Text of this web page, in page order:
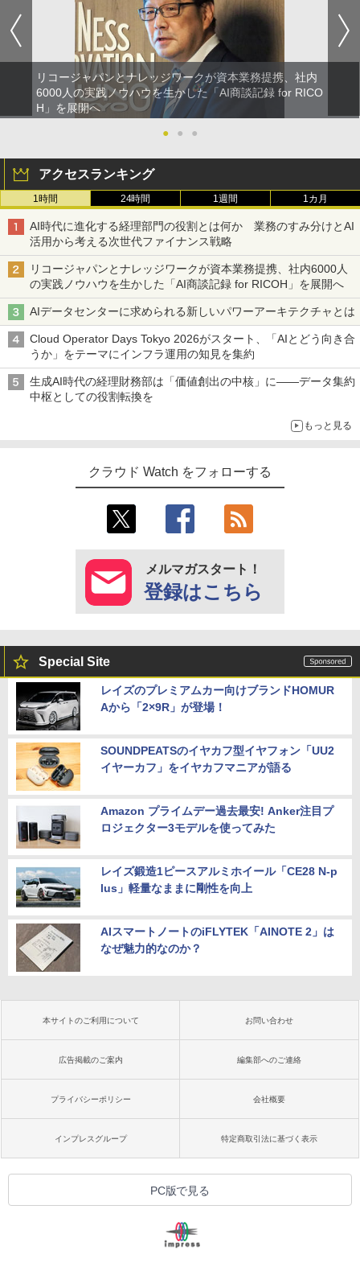
リコージャパンとナレッジワークが資本業務提携、社内
6000人の実践ノウハウを生かした「AI商談記録 for RICO
H」を展開へ
●
● ●
アクセスランキング
1時間 24時間 1週間 1カ月
AI時代に進化する経理部門の役割とは何か 業務のすみ分けとAI
活用から考える次世代ファイナンス戦略
リコージャパンとナレッジワークが資本業務提携、社内6000人
の実践ノウハウを生かした「AI商談記録 for RICOH」を展開へ
AIデータセンターに求められる新しいパワーアーキテクチャとは
Cloud Operator Days Tokyo 2026がスタート、「AIとどう向き合
うか」をテーマにインフラ運用の知見を集約
生成AI時代の経理財務部は「価値創出の中核」に――データ集約
中枢としての役割転換を
もっと見る
クラウド Watch をフォローする
メルマガスタート！
登録はこちら
Special Site
レイズのプレミアムカー向けブランドHOMUR
Aから「2×9R」が登場！
SOUNDPEATSのイヤカフ型イヤフォン「UU2
イヤーカフ」をイヤカフマニアが語る
Amazon プライムデー過去最安! Anker注目プ
ロジェクター3モデルを使ってみた
レイズ鍛造1ピースアルミホイール「CE28 N-p
lus」軽量なままに剛性を向上
AIスマートノートのiFLYTEK「AINOTE 2」は
なぜ魅力的なのか？
本サイトのご利用について お問い合わせ
広告掲載のご案内 編集部へのご連絡
プライバシーポリシー 会社概要
インプレスグループ 特定商取引法に基づく表示
PC版で見る